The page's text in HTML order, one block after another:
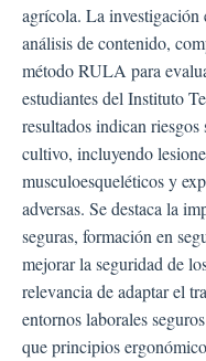
agrícola. La investigación
análisis de contenido,
método RULA para
estudiantes del Instituto
resultados indican
cultivo, incluyendo
musculoesqueléticos y
adversas. Se destaca la
seguras, formación en
mejorar la seguridad de
relevancia de adaptar el
entornos laborales
que principios